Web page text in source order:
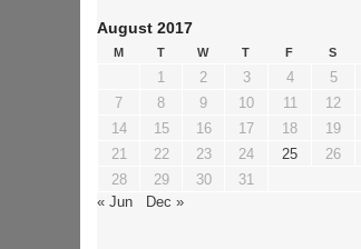
August 2017
M T W T F S
1 2 3 4 5
7
8 9 10 11 12
14
15 16 17 18 19
21
22 23 24 25 26
28
29 30
31
« Jun
Dec »